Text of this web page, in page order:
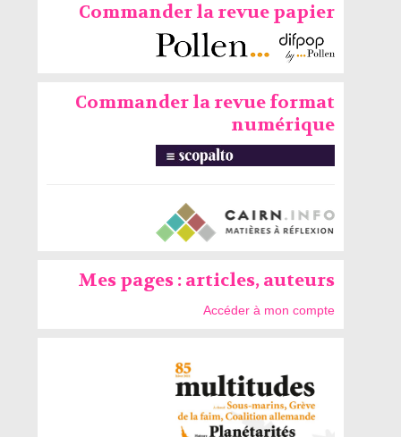
Commander la revue papier
Commander la revue format
numérique
Mes pages : articles, auteurs
Accéder à mon compte